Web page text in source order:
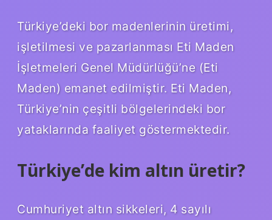
Türkiye’deki bor madenlerinin üretimi,
işletilmesi ve pazarlanması Eti Maden
İşletmeleri Genel Müdürlüğü’ne (Eti
Maden) emanet edilmiştir. Eti Maden,
Türkiye’nin çeşitli bölgelerindeki bor
yataklarında faaliyet göstermektedir.
Türkiye’de kim altın üretir?
Cumhuriyet altın sikkeleri, 4 sayılı